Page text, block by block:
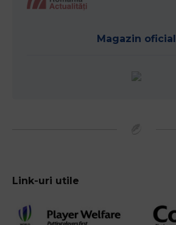
Magazin oficial
Link-uri utile